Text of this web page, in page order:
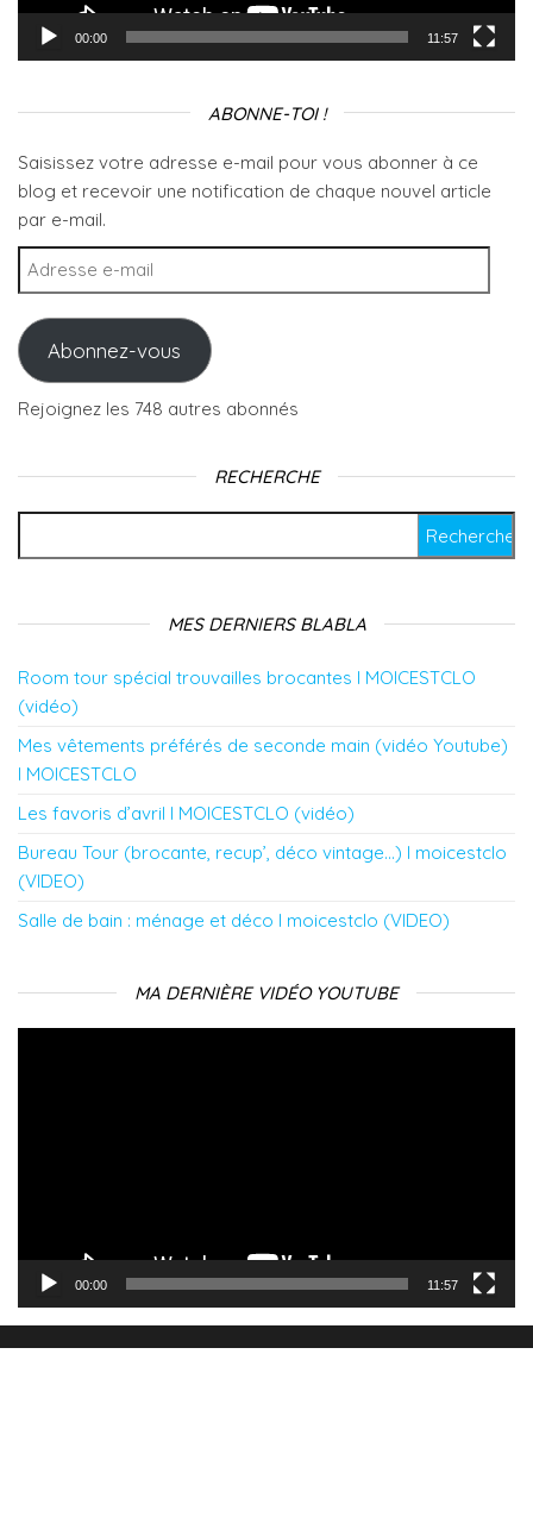
00:00 11:57
ABONNE-TOI !
Saisissez votre adresse e-mail pour vous abonner à ce
blog et recevoir une notification de chaque nouvel article
par e-mail.
Adresse e-mail
Abonnez-vous
Rejoignez les 748 autres abonnés
RECHERCHE
MES DERNIERS BLABLA
Room tour spécial trouvailles brocantes l MOICESTCLO
(vidéo)
Mes vêtements préférés de seconde main (vidéo Youtube)
l MOICESTCLO
Les favoris d’avril l MOICESTCLO (vidéo)
Bureau Tour (brocante, recup’, déco vintage…) l moicestclo
(VIDEO)
Salle de bain : ménage et déco l moicestclo (VIDEO)
MA DERNIÈRE VIDÉO YOUTUBE
00:00 11:57